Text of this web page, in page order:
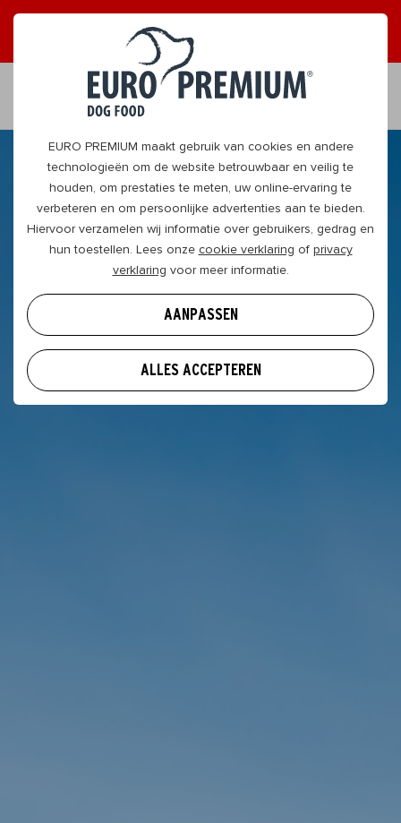
EURO PREMIUM maakt gebruik van cookies en andere
technologieën om de website betrouwbaar en veilig te
houden, om prestaties te meten, uw online-ervaring te
verbeteren en om persoonlijke advertenties aan te bieden.
Hiervoor verzamelen wij informatie over gebruikers, gedrag en
hun toestellen. Lees onze cookie verklaring of privacy
verklaring voor meer informatie.
AANPASSEN
ALLES ACCEPTEREN
ONTVANG GRAAG TIPS
NL